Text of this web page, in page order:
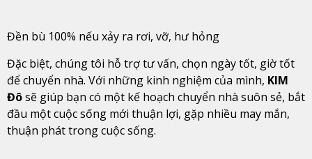
Đền bù 100% nếu xảy ra rơi, vỡ, hư hỏng
Đặc biệt, chúng tôi hỗ trợ tư vấn, chọn ngày tốt, giờ tốt
để chuyển nhà. Với những kinh nghiệm của mình, KIM
Đôsẽ giúp bạn có một kế hoạch chuyển nhà suôn sẻ, bắt
đầu một cuộc sống mới thuận lợi, gặp nhiều may mắn,
thuận phát trong cuộc sống.